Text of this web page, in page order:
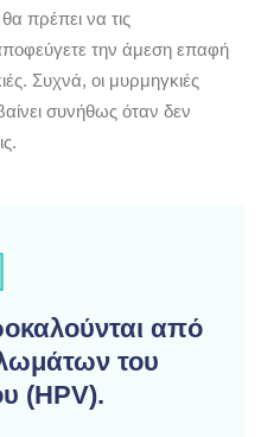
πρέπει να τις
την άμεση επαφή
Συχνά, οι μυρμηγκιές
συνήθως όταν δεν
από
του
(HPV).